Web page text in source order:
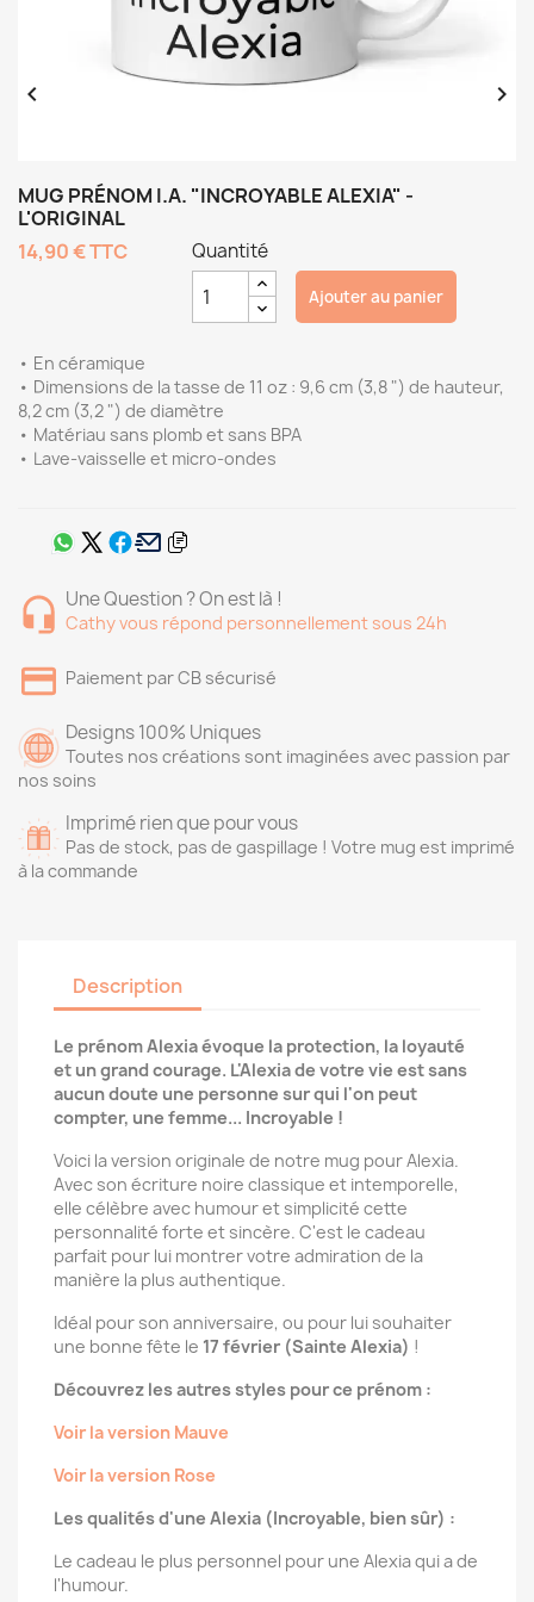
 
MUG PRÉNOM I.A. "INCROYABLE ALEXIA" -
L'ORIGINAL
14,90 €TTC
• En céramique
• Dimensions de la tasse de 11 oz : 9,6 cm (3,8 ") de hauteur,
8,2 cm (3,2 ") de diamètre
• Matériau sans plomb et sans BPA
• Lave-vaisselle et micro-ondes
Quantité
Ajouter au panier
Une Question ? On est là !
Cathy vous répond personnellement sous 24h
Paiement par CB sécurisé
Designs 100% Uniques
Toutes nos créations sont imaginées avec passion par
nos soins
Imprimé rien que pour vous
Pas de stock, pas de gaspillage ! Votre mug est imprimé
à la commande
Description
Le prénom Alexia évoque la protection, la loyauté
et un grand courage. L'Alexia de votre vie est sans
aucun doute une personne sur qui l'on peut
compter, une femme... Incroyable !
Voici la version originale de notre mug pour Alexia.
Avec son écriture noire classique et intemporelle,
elle célèbre avec humour et simplicité cette
personnalité forte et sincère. C'est le cadeau
parfait pour lui montrer votre admiration de la
manière la plus authentique.
Idéal pour son anniversaire, ou pour lui souhaiter
une bonne fête le 17 février (Sainte Alexia) !
Découvrez les autres styles pour ce prénom :
Voir la version Mauve
Voir la version Rose
Les qualités d'une Alexia (Incroyable, bien sûr) :
Le cadeau le plus personnel pour une Alexia qui a de
l'humour.